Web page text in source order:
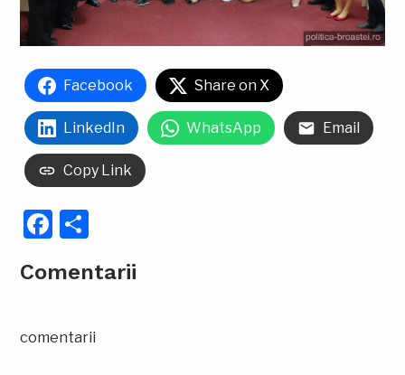
Facebook Share on X
LinkedIn WhatsApp Email
Copy Link
Facebook
Comentarii
comentarii